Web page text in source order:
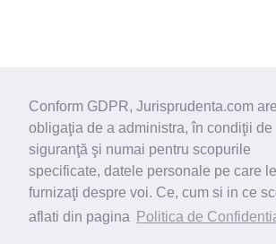
Conform GDPR, Jurisprudenta.com are
obligaţia de a administra, în condiţii de
siguranţă şi numai pentru scopurile
specificate, datele personale pe care le
furnizaţi despre voi. Ce, cum si in ce
aflati din pagina
Politica de